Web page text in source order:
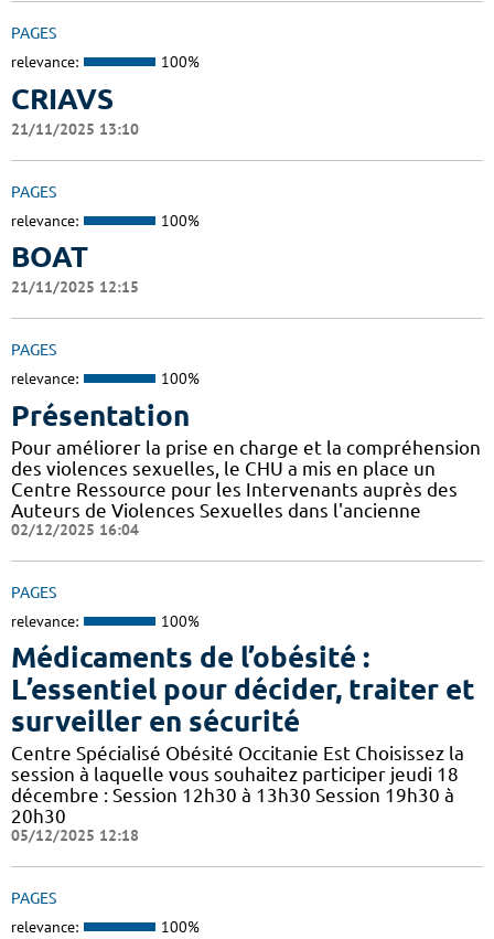
PAGES
relevance: 100%
CRIAVS
21/11/2025 13:10
PAGES
relevance: 100%
BOAT
21/11/2025 12:15
PAGES
relevance: 100%
Présentation
Pour améliorer la prise en charge et la compréhension
des violences sexuelles, le CHU a mis en place un
Centre Ressource pour les Intervenants auprès des
Auteurs de Violences Sexuelles dans l'ancienne
02/12/2025 16:04
PAGES
relevance: 100%
Médicaments de l’obésité :
L’essentiel pour décider, traiter et
surveiller en sécurité
Centre Spécialisé Obésité Occitanie Est Choisissez la
session à laquelle vous souhaitez participer jeudi 18
décembre : Session 12h30 à 13h30 Session 19h30 à
20h30
05/12/2025 12:18
PAGES
relevance: 100%